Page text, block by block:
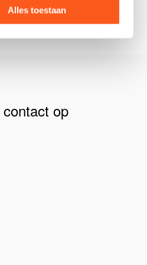
Alles toestaan
op